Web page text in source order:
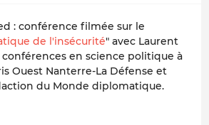
: conférence filmée sur le
de l'insécurité" avec Laurent
en science politique à
Ouest Nanterre-La Défense et
du Monde diplomatique.